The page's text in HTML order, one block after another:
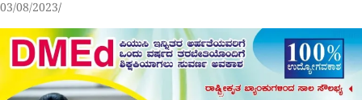
03/08/2023